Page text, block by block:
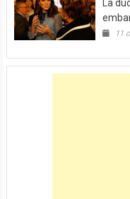
La
11